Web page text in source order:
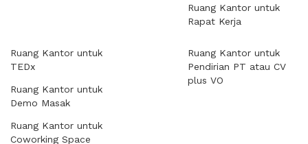
Ruang Kantor untuk
Rapat Kerja
Ruang Kantor untuk
TEDx
Ruang Kantor untuk
Demo Masak
Ruang Kantor untuk
Coworking Space
Ruang Kantor untuk
Pendirian PT atau CV
plus VO